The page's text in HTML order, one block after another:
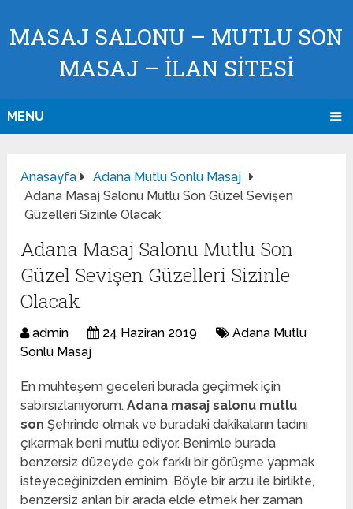
MASAJ SALONU – MUTLU SON
MASAJ – İLAN SİTESİ
MENU
Anasayfa
Adana Mutlu Sonlu Masaj
Adana Masaj Salonu Mutlu Son Güzel Sevişen
Güzelleri Sizinle Olacak
Adana Masaj Salonu Mutlu Son
Güzel Sevişen Güzelleri Sizinle
Olacak
admin 24 Haziran 2019
Adana Mutlu
Sonlu Masaj
En muhteşem geceleri burada geçirmek için
sabırsızlanıyorum.Adana masaj salonu mutlu
son Şehrinde olmak ve buradaki dakikaların tadını
çıkarmak beni mutlu ediyor. Benimle burada
benzersiz düzeyde çok farklı bir görüşme yapmak
isteyeceğinizden eminim. Böyle bir arzu ile birlikte,
benzersiz anları bir arada elde etmek her zaman